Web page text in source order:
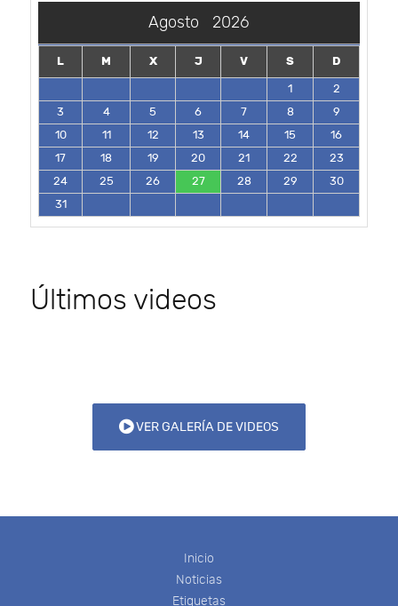
Agosto 2026
L M X J V S
D
1
2
3
4 5 6 7 8
9
10
11 12 13 14 15
16
17
18 19 20 21 22
23
24
25 26 27 28 29
30
31
Últimos videos
VER GALERÍA DE VIDEOS
Inicio
Noticias
Etiquetas